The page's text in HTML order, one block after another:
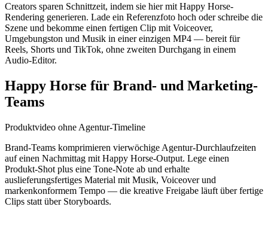
Creators sparen Schnittzeit, indem sie hier mit Happy Horse-
Rendering generieren. Lade ein Referenzfoto hoch oder schreibe die
Szene und bekomme einen fertigen Clip mit Voiceover,
Umgebungston und Musik in einer einzigen MP4 — bereit für
Reels, Shorts und TikTok, ohne zweiten Durchgang in einem
Audio-Editor.
Happy Horse für Brand- und Marketing-
Teams
Produktvideo ohne Agentur-Timeline
Brand-Teams komprimieren vierwöchige Agentur-Durchlaufzeiten
auf einen Nachmittag mit Happy Horse-Output. Lege einen
Produkt-Shot plus eine Tone-Note ab und erhalte
auslieferungsfertiges Material mit Musik, Voiceover und
markenkonformem Tempo — die kreative Freigabe läuft über fertige
Clips statt über Storyboards.